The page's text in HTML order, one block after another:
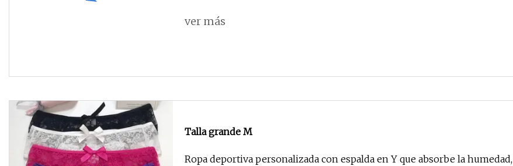
ver más
Talla grande M
Ropa deportiva personalizada con espalda en Y que absorbe la humedad,